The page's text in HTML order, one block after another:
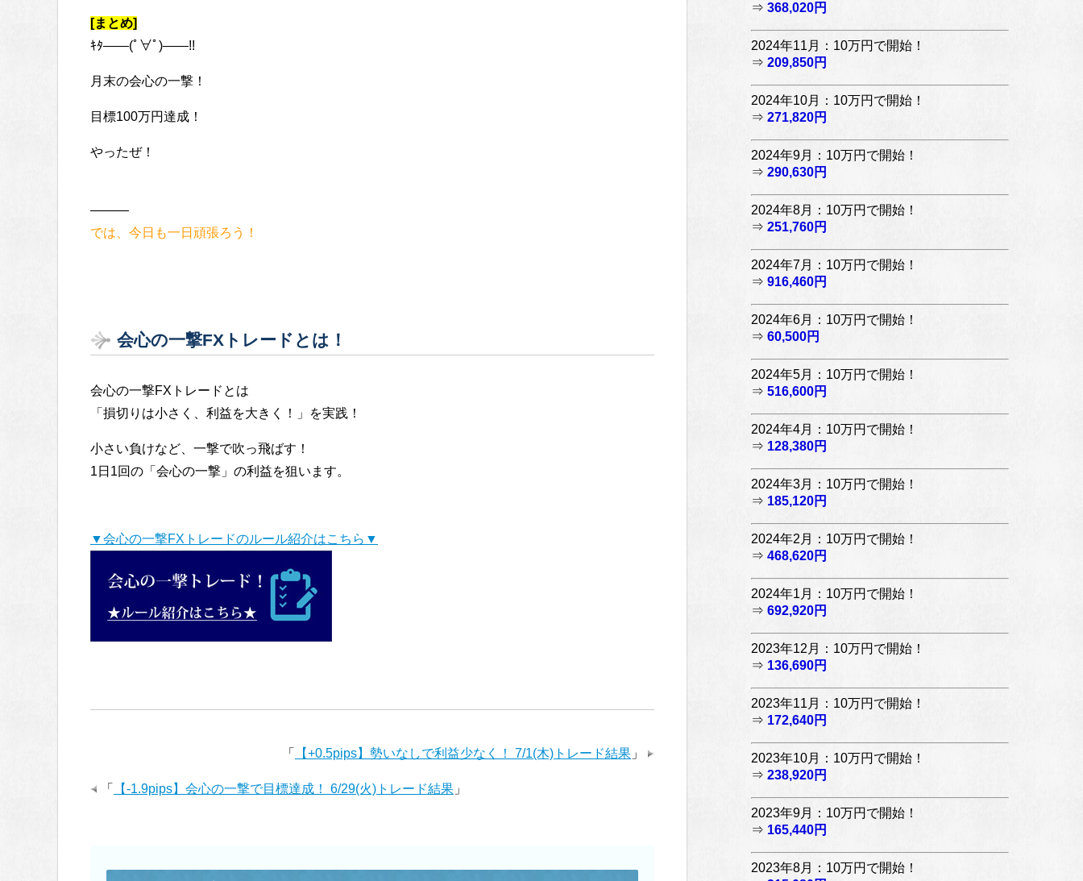
[まとめ]
ｷﾀ――(ﾟ∀ﾟ)――!!
月末の会心の一撃！
目標100万円達成！
やったぜ！
———
では、今日も一日頑張ろう！
会心の一撃FXトレードとは！
会心の一撃FXトレードとは
「損切りは小さく、利益を大きく！」を実践！
小さい負けなど、一撃で吹っ飛ばす！
1日1回の「会心の一撃」の利益を狙います。
▼会心の一撃FXトレードのルール紹介はこちら▼
「 【+0.5pips】勢いなしで利益少なく！ 7/1(木)トレード結果 」
「 【-1.9pips】会心の一撃で目標達成！ 6/29(火)トレード結果 」
⇒ 368,020円
2024年11月：10万円で開始！
⇒ 209,850円
2024年10月：10万円で開始！
⇒ 271,820円
2024年9月：10万円で開始！
⇒ 290,630円
2024年8月：10万円で開始！
⇒ 251,760円
2024年7月：10万円で開始！
⇒ 916,460円
2024年6月：10万円で開始！
⇒ 60,500円
2024年5月：10万円で開始！
⇒ 516,600円
2024年4月：10万円で開始！
⇒ 128,380円
2024年3月：10万円で開始！
⇒ 185,120円
2024年2月：10万円で開始！
⇒ 468,620円
2024年1月：10万円で開始！
⇒ 692,920円
2023年12月：10万円で開始！
⇒ 136,690円
2023年11月：10万円で開始！
⇒ 172,640円
2023年10月：10万円で開始！
⇒ 238,920円
2023年9月：10万円で開始！
⇒ 165,440円
2023年8月：10万円で開始！